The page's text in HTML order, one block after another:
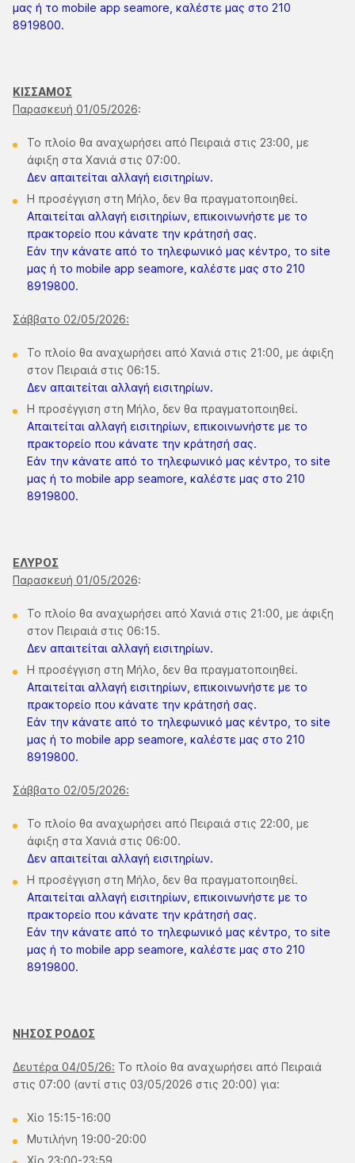
μας ή το mobile app seamore, καλέστε μας στο 210
8919800.
ΚΙΣΣΑΜΟΣ​
Παρασκευή 01/05/2026:
Το πλοίο θα αναχωρήσει από Πειραιά στις 23:00, με
άφιξη στα Χανιά στις 07:00.
Δεν απαιτείται αλλαγή εισιτηρίων.
Η προσέγγιση στη Μήλο, δεν θα πραγματοποιηθεί.
Απαιτείται αλλαγή εισιτηρίων, επικοινωνήστε με το
πρακτορείο που κάνατε την κράτησή σας.
Εάν την κάνατε από το τηλεφωνικό μας κέντρο, το site
μας ή το mobile app seamore, καλέστε μας στο 210
8919800.
Σάββατο 02/05/2026:
Το πλοίο θα αναχωρήσει από Χανιά στις 21:00, με άφιξη
στον Πειραιά στις 06:15.
Δεν απαιτείται αλλαγή εισιτηρίων.
Η προσέγγιση στη Μήλο, δεν θα πραγματοποιηθεί.
Απαιτείται αλλαγή εισιτηρίων, επικοινωνήστε με το
πρακτορείο που κάνατε την κράτησή σας.
Εάν την κάνατε από το τηλεφωνικό μας κέντρο, το site
μας ή το mobile app seamore, καλέστε μας στο 210
8919800.
ΕΛΥΡΟΣ
Παρασκευή 01/05/2026:
Το πλοίο θα αναχωρήσει από Χανιά στις 21:00, με άφιξη
στον Πειραιά στις 06:15.
Δεν απαιτείται αλλαγή εισιτηρίων.
Η προσέγγιση στη Μήλο, δεν θα πραγματοποιηθεί.
Απαιτείται αλλαγή εισιτηρίων, επικοινωνήστε με το
πρακτορείο που κάνατε την κράτησή σας.
Εάν την κάνατε από το τηλεφωνικό μας κέντρο, το site
μας ή το mobile app seamore, καλέστε μας στο 210
8919800.
Σάββατο 02/05/2026:
Το πλοίο θα αναχωρήσει από Πειραιά στις 22:00, με
άφιξη στα Χανιά στις 06:00.
Δεν απαιτείται αλλαγή εισιτηρίων.
Η προσέγγιση στη Μήλο, δεν θα πραγματοποιηθεί.
Απαιτείται αλλαγή εισιτηρίων, επικοινωνήστε με το
πρακτορείο που κάνατε την κράτησή σας.
Εάν την κάνατε από το τηλεφωνικό μας κέντρο, το site
μας ή το mobile app seamore, καλέστε μας στο 210
8919800.
ΝΗΣΟΣ ΡΟΔΟΣ
Δευτέρα 04/05/26: Το πλοίο θα αναχωρήσει από Πειραιά
στις 07:00 (αντί στις 03/05/2026 στις 20:00) για:
Χίο 15:15-16:00
Μυτιλήνη 19:00-20:00
Χίο 23:00-23:59